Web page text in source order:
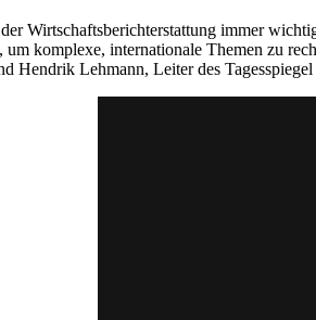
Wirtschaftsberichterstattung immer
komplexe, internationale Themen zu
Hendrik Lehmann, Leiter des